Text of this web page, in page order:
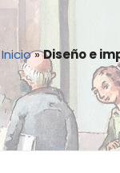
Inicio»Diseño e